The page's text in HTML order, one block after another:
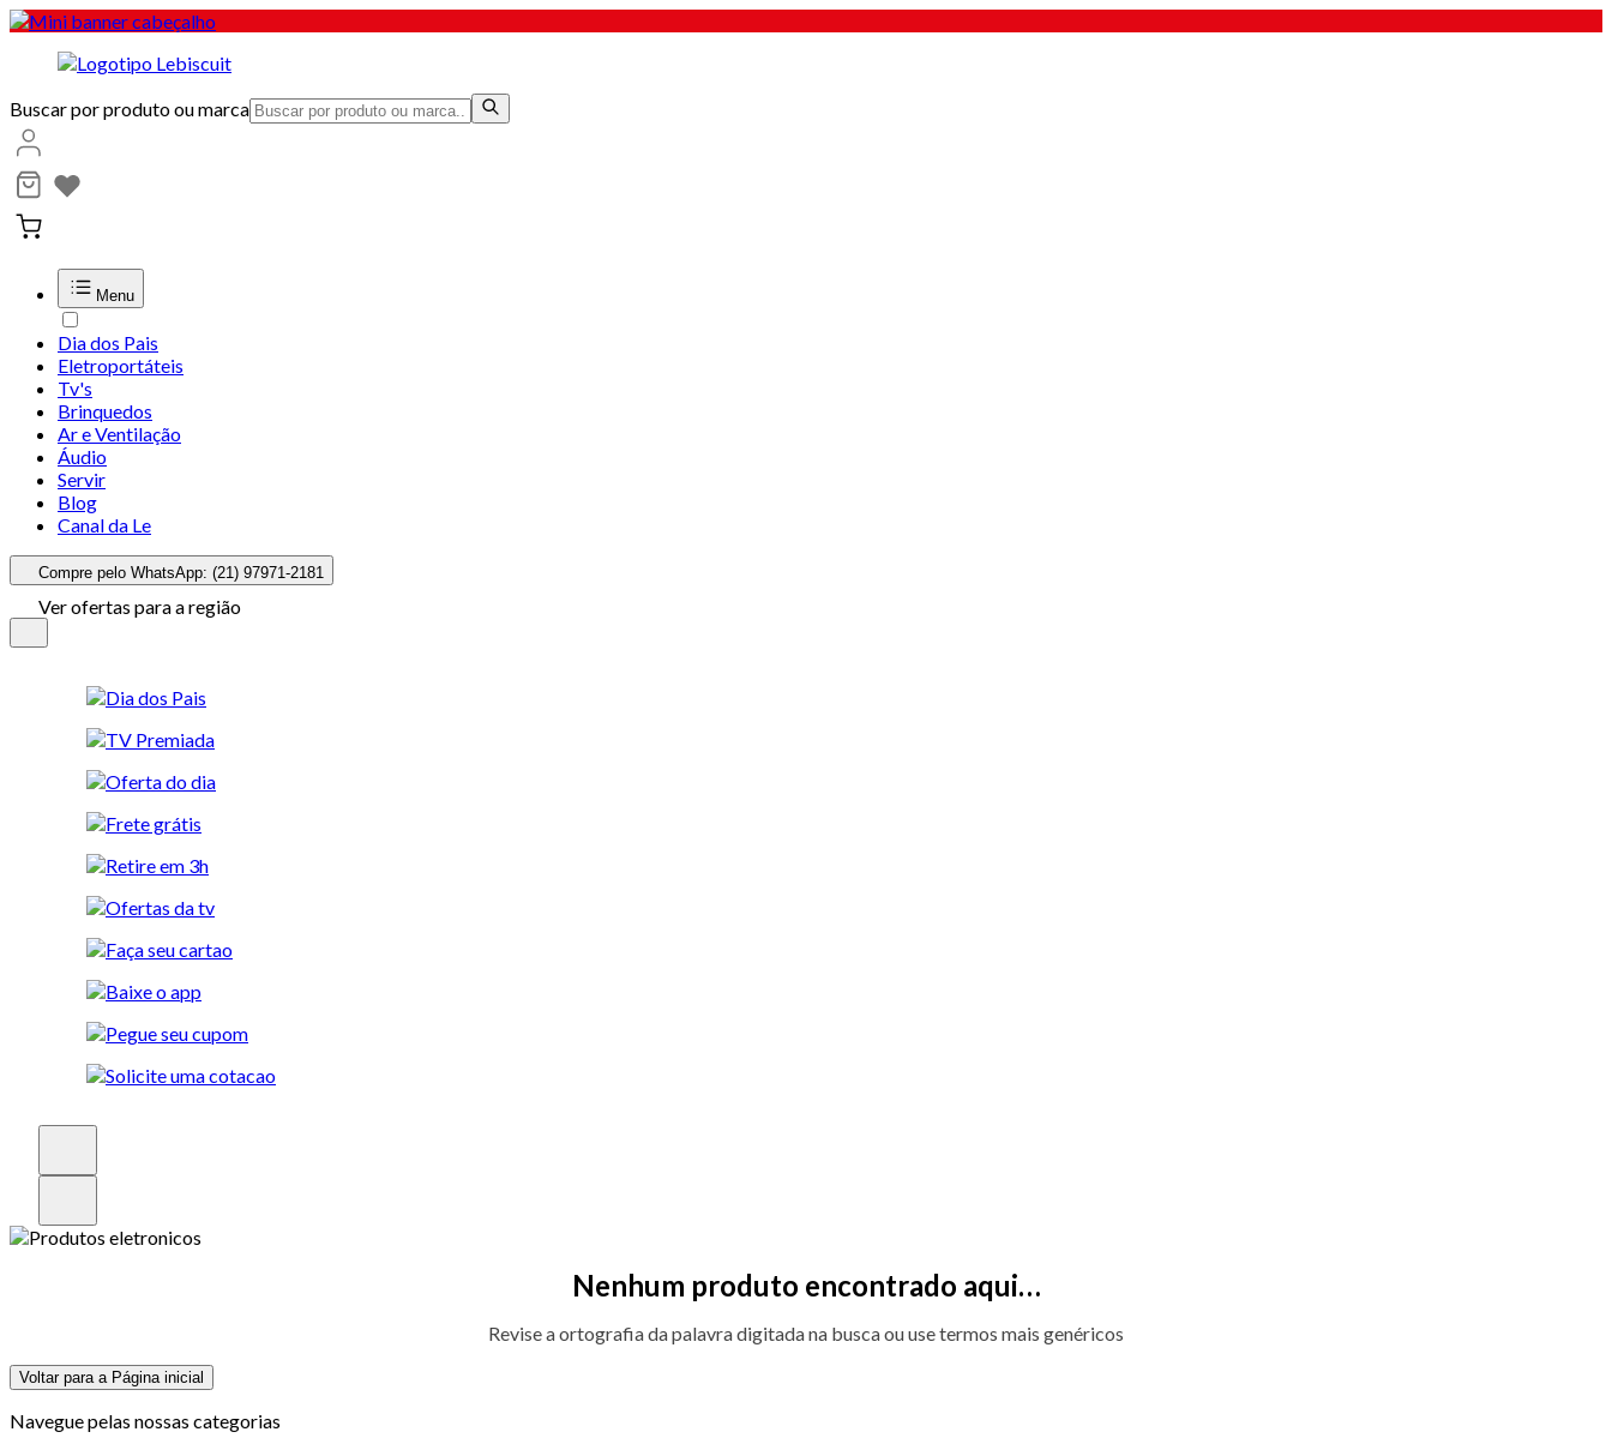
Buscar por produto ou marca
Menu
Dia dos Pais
Eletroportáteis
Tv's
Brinquedos
Ar e Ventilação
Áudio
Servir
Blog
Canal da Le
Compre pelo WhatsApp: (21) 97971-2181
Ver ofertas para a região
Nenhum produto encontrado aqui…
Revise a ortografia da palavra digitada na busca ou use termos mais genéricos
Voltar para a Página inicial
Navegue pelas nossas categorias